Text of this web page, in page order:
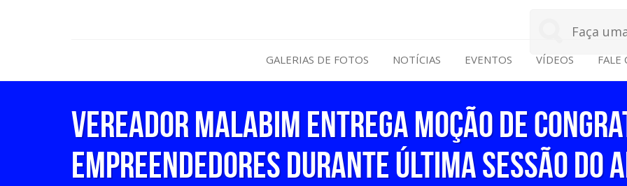
GALERIAS DE FOTOS NOTÍCIAS EVENTOS VÍDEOS FALE
Vereador Malabim entrega Moção de
empreendedores durante última sessão do